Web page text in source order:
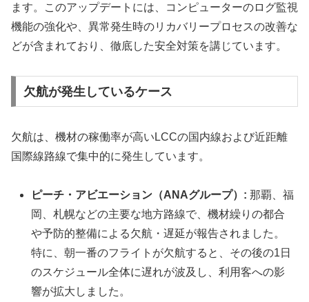
ます。このアップデートには、コンピューターのログ監視
機能の強化や、異常発生時のリカバリープロセスの改善な
どが含まれており、徹底した安全対策を講じています。
欠航が発生しているケース
欠航は、機材の稼働率が高いLCCの国内線および近距離
国際線路線で集中的に発生しています。
ピーチ・アビエーション（ANAグループ）: 那覇、福
岡、札幌などの主要な地方路線で、機材繰りの都合
や予防的整備による欠航・遅延が報告されました。
特に、朝一番のフライトが欠航すると、その後の1日
のスケジュール全体に遅れが波及し、利用客への影
響が拡大しました。